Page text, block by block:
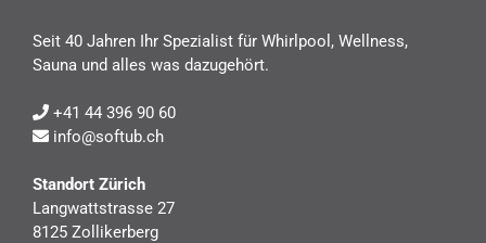
Seit 40 Jahren Ihr Spezialist für Whirlpool, Wellness,
Sauna und alles was dazugehört.
+41 44 396 90 60
info@softub.ch
Standort Zürich
Langwattstrasse 27
8125 Zollikerberg